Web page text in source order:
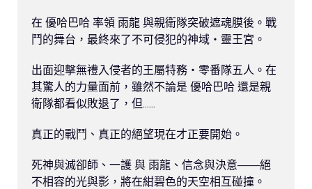
在 優哈巴哈 率領 雨龍 與親衛隊突破遮魂膜後。戰
鬥的舞台，最終來了不可侵犯的神域・靈王宮。
出面迎擊無禮入侵者的王屬特務・零番隊五人。在
其驚人的力量面前，雖然不論是 優哈巴哈 還是親
衛隊都看似敗退了，但......
真正的戰鬥、真正的絕望現在才正要開始。
死神與滅卻師、一護 與 雨龍、信念與決意——絕
不相容的光與影，將在紺碧色的天空相互碰撞。